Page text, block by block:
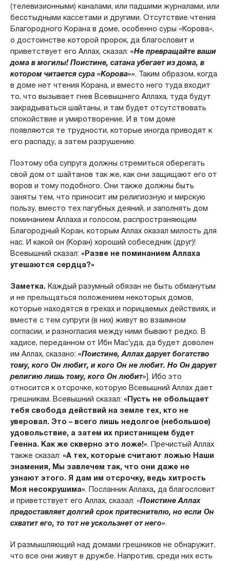
(телевизионными) каналами, или падшими журналами, или
бесстыдными кассетами и другими. Отсутствие чтения
Благородного Корана в доме, особенно суры «Корова»,
о достоинстве которой пророк, да благословит и
приветствует его Аллах, сказал: «Не превращайте ваши
дома в могилы! Поистине, сатана убегает из дома, в
котором читается сура «Корова»». Таким образом, когда
в доме нет чтения Корана, и вместо него туда входит
то, что вызывает гнев Всевышнего Аллаха, туда будут
закрадываться шайтаны, и там будет отсутствовать
спокойствие и умиротворение. И в том доме
появляются те трудности, которые иногда приводят к
его распаду, а затем разрушению.
Поэтому оба супруга должны стремиться оберегать
свой дом от шайтанов так же, как они защищают его от
воров и тому подобного. Они также должны быть
заняты тем, что приносит им религиозную и мирскую
пользу, вместо тех пагубных деяний, и заполнять дом
поминанием Аллаха и голосом, распространяющим
Благородный Коран, которым Аллах оказал милость для
нас. И какой он (Коран) хороший собеседник (друг)!
Всевышний сказал: «Разве не поминанием Аллаха
утешаются сердца?»
Заметка. Каждый разумный обязан не быть обманутым
и не прельщаться положением некоторых домов,
которые находятся в грехах и порицаемых действиях, и
вместе с тем супруги (в них) живут во взаимном
согласии, и разногласия между ними бывают редко. В
хадисе, переданном от Ибн Мас’уда, да будет доволен
им Аллах, сказано: «Поистине, Аллах дарует богатство
тому, кого Он любит, и кого Он не любит. Но Он дарует
религию лишь тому, кого Он любит»]. Ибо это
относится к отсрочке, которую Всевышний Аллах дает
грешникам. Всевышний сказал: «Пусть не обольщает
тебя свобода действий на земле тех, кто не
уверовал. Это – всего лишь недолгое (небольшое)
удовольствие, а затем их пристанищем будет
Геенна. Как же скверно это ложе!». Пречистый Аллах
также сказал: «А тех, которые считают ложью Наши
знамения, Мы завлечем так, что они даже не
узнают этого. Я дам им отсрочку, ведь хитрость
Моя несокрушима». Посланник Аллаха, да благословит
и приветствует его Аллах, сказал: «Поистине Аллах
предоставляет долгий срок притеснителю, но если Он
схватит его, то тот не ускользнет от него».
И размышляющий над домами грешников не обнаружит,
что все они живут в дружбе. Напротив, среди них есть